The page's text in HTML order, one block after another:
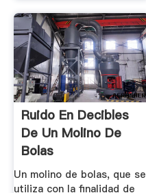
Ruido En Decibles
De Un Molino De
Bolas
Un molino de bolas, que se
utiliza con la finalidad de